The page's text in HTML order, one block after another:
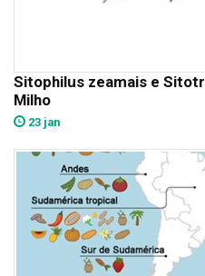
Sitophilus zeamais e
Milho
23 jan